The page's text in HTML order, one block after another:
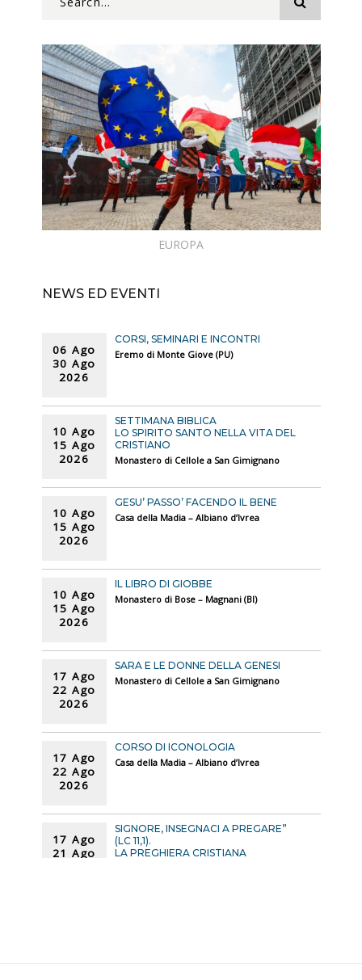
EUROPA
NEWS ED EVENTI
06 Ago
30 Ago
2026
CORSI, SEMINARI E INCONTRI
Eremo di Monte Giove (PU)
10 Ago
15 Ago
2026
SETTIMANA BIBLICA
LO SPIRITO SANTO NELLA VITA DEL
CRISTIANO
Monastero di Cellole a San Gimignano
10 Ago
15 Ago
2026
GESU’ PASSO’ FACENDO IL BENE
Casa della Madia – Albiano d’Ivrea
10 Ago
15 Ago
2026
IL LIBRO DI GIOBBE
Monastero di Bose – Magnani (BI)
17 Ago
22 Ago
2026
SARA E LE DONNE DELLA GENESI
Monastero di Cellole a San Gimignano
17 Ago
22 Ago
2026
CORSO DI ICONOLOGIA
Casa della Madia – Albiano d’Ivrea
17 Ago
21 Ago
SIGNORE, INSEGNACI A PREGARE”
(LC 11,1).
LA PREGHIERA CRISTIANA